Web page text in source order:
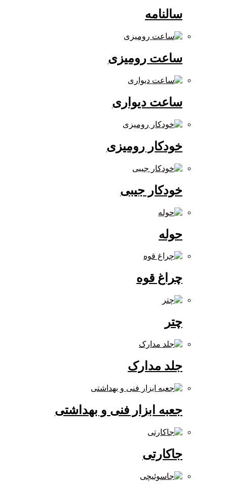
ساعت رومیزی
ساعت دیواری
خودکار رومیزی
خودکار جیبی
چراغ قوه
جلد مدارک
جعبه ابزار فنی و بهداشتی